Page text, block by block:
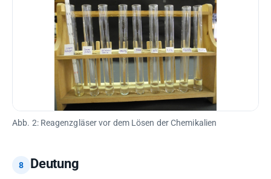
Abb. 2: Reagenzgläser vor dem Lösen der Chemikalien
Deutung